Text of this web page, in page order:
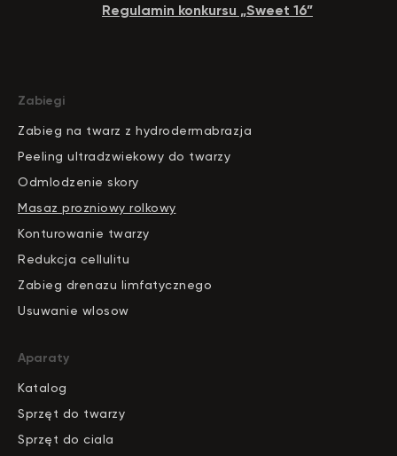
Regulamin konkursu „Sweet 16”
Zabiegi
Zabieg na twarz z hydrodermabrazja
Peeling ultradzwiekowy do twarzy
Odmlodzenie skory
Masaz prozniowy rolkowy
Konturowanie twarzy
Redukcja cellulitu
Zabieg drenazu limfatycznego
Usuwanie wlosow
Aparaty
Katalog
Sprzęt do twarzy
Sprzęt do ciala